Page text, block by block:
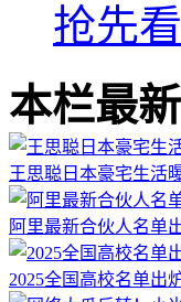
抢先看
本栏最新
王思聪日本豪宅生活
阿里最新合伙人名单
2025全国高校名单出